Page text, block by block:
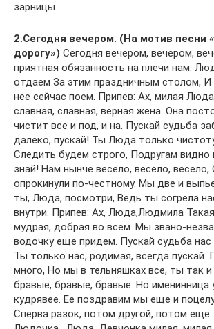
зарницы.
2.Сегодня вечером. (На мотив песни
дорогу») Сегодня вечером, вечером,
приятная обязанность на плечи нам.
отдаем За этим праздничным столом, И
нее сейчас поем. Припев: Ах, милая
славная, славная, верная жена. Она
чистит все и под, и на. Пускай судьба
далеко, пускай! Ты Люда только
Следить будем строго, Подругам видно
знай! Нам нынче весело, весело,
опрокинули по-честному. Мы две и
ты, Люда, посмотри, Ведь ты согрела
внутри. Припев: Ах, Люда,Людмила
мудрая, добрая во всем. Мы звано-
водочку еще придем. Пускай судьба нас
Ты только нас, родимая, всегда пускай.
много, Но мы в тельняшках все, ты так
бравые, бравые, бравые. Но именинница
кудрявее. Ее поздравим мы еще и
Сперва разок, потом другой, потом еще.